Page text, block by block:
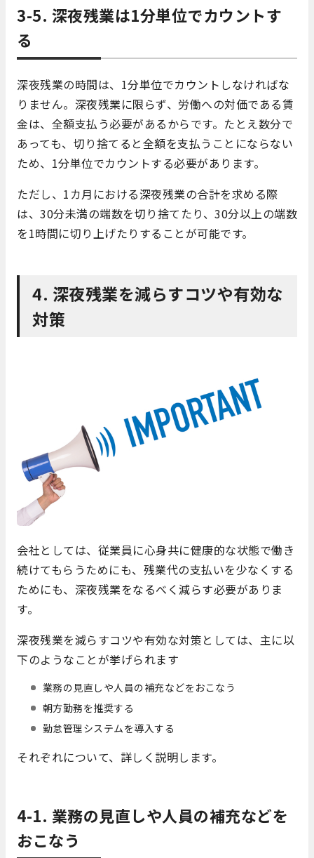
3-5. 深夜残業は1分単位でカウントす
る
深夜残業の時間は、1分単位でカウントしなければな
りません。深夜残業に限らず、労働への対価である賃
金は、全額支払う必要があるからです。たとえ数分で
あっても、切り捨てると全額を支払うことにならない
ため、1分単位でカウントする必要があります。
ただし、1カ月における深夜残業の合計を求める際
は、30分未満の端数を切り捨てたり、30分以上の端数
を1時間に切り上げたりすることが可能です。
4. 深夜残業を減らすコツや有効な
対策
会社としては、従業員に心身共に健康的な状態で働き
続けてもらうためにも、残業代の支払いを少なくする
ためにも、深夜残業をなるべく減らす必要がありま
す。
深夜残業を減らすコツや有効な対策としては、主に以
下のようなことが挙げられます
業務の見直しや人員の補充などをおこなう
朝方勤務を推奨する
勤怠管理システムを導入する
それぞれについて、詳しく説明します。
4-1. 業務の見直しや人員の補充などを
おこなう